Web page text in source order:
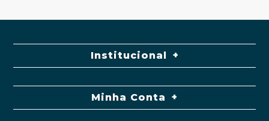
Institucional
Minha Conta